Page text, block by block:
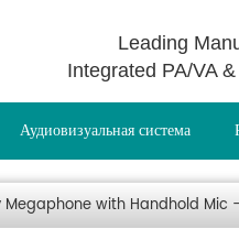
Leading
Integrated PA/VA
Аудиовизуальная система
with Handhold Mic -